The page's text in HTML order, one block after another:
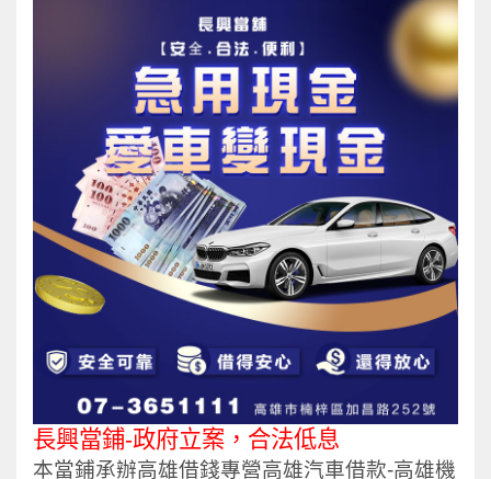
長興當鋪-政府立案，合法低息
本當鋪承辦高雄借錢專營高雄汽車借款-高雄機